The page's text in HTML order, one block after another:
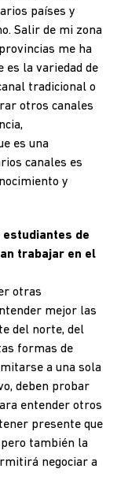
países y
Salir de mi zona
me ha
es la variedad de
tradicional o
otros canales
es una
canales es
y
estudiantes de
trabajar en el
otras
mejor las
del norte, del
formas de
a una sola
deben probar
entender otros
presente que
pero también la
negociar a